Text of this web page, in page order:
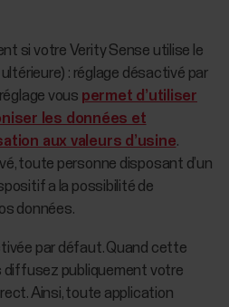
si votre Verity Sense utilise le
: réglage désactivé par
vous permet d’utiliser
les données et
aux valeurs d’usine.
toute personne disposant d’un
a la possibilité de
données.
par défaut. Quand cette
publiquement votre
Ainsi, toute application